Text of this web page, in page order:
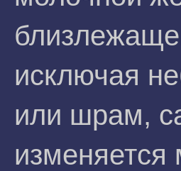
исключая
или шрам,
изменяется